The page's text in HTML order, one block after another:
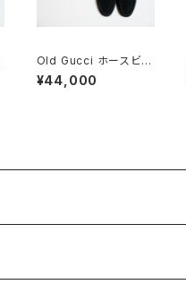
Old Gucci ホースビッ
トローファー 37C BK
Suede
¥44,000